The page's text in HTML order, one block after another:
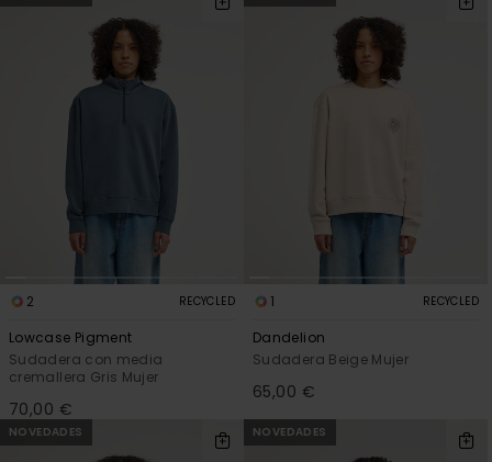
2 RECYCLED
Lowcase Pigment
Sudadera con media
cremallera Gris Mujer
70,00 €
1 RECYCLED
Dandelion
Sudadera Beige Mujer
65,00 €
NOVEDADES NOVEDADES